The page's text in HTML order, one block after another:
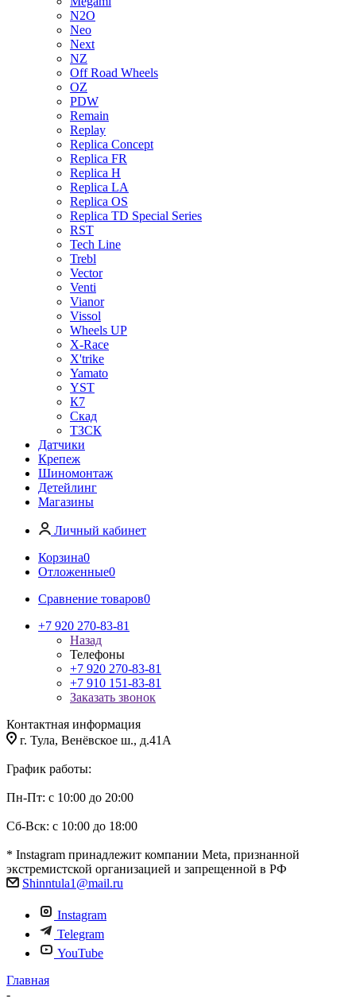
N2O
Neo
Next
NZ
Off Road Wheels
OZ
PDW
Remain
Replay
Replica Concept
Replica FR
Replica H
Replica LA
Replica OS
Replica TD Special Series
RST
Tech Line
Trebl
Vector
Venti
Vianor
Vissol
Wheels UP
X-Race
X'trike
Yamato
YST
К7
Скад
ТЗСК
Датчики
Крепеж
Шиномонтаж
Детейлинг
Магазины
Личный кабинет
Корзина0
Отложенные0
Сравнение товаров0
+7 920 270-83-81
Назад
Телефоны
+7 920 270-83-81
+7 910 151-83-81
Заказать звонок
Контактная информация
г. Тула, Венёвское ш., д.41А
График работы:
Пн-Пт: с 10:00 до 20:00
Сб-Вск: с 10:00 до 18:00
* Instagram принадлежит компании Meta, признанной
экстремистской организацией и запрещенной в РФ
Shinntula1@mail.ru
Instagram
Telegram
YouTube
Главная
-